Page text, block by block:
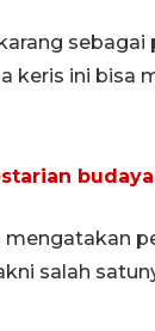
sebagai
keris ini bisa
mengatakan
salah